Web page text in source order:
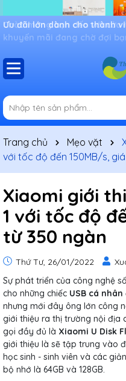
Ưu đãi lớn dành cho thành
Trang chủ Mẹo vặt
với tốc độ đến 150MB/s,
Xiaomi giới
1 với tốc độ
từ 350 ngàn
Thứ Tư, 26/01/2022
Sự phát triển của công nghệ
cho những chiếc USB cá nhân
nhưng mới đây ông lớn công
giới thiệu ra thị trường nội địa
gọi đầy đủ là Xiaomi U Disk
giới thiệu là sẽ tập trung vào
học sinh - sinh viên và các
bộ nhớ là 64GB và 128GB.